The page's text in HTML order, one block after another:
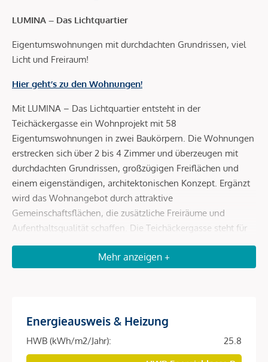
LUMINA – Das Lichtquartier
Eigentumswohnungen mit durchdachten Grundrissen, viel
Licht und Freiraum!
Hier geht’s zu den Wohnungen!
Mit LUMINA – Das Lichtquartier entsteht in der
Teichäckergasse ein Wohnprojekt mit 58
Eigentumswohnungen in zwei Baukörpern. Die Wohnungen
erstrecken sich über 2 bis 4 Zimmer und überzeugen mit
durchdachten Grundrissen, großzügigen Freiflächen und
einem eigenständigen, architektonischen Konzept. Ergänzt
wird das Wohnangebot durch attraktive
Gemeinschaftsflächen, die zusätzliche Freiräume und
Aufenthaltsqualität schaffen. Die Teichäckergasse steht für
ein Wohnumfeld mit viel Freiraum und besonderem
Grünbezug. Angrenzend an das Stadtwäldchen entsteht ein
Durchdachte Grundrisse und helle Wohnräume
Die Wohnungen überzeugen mit durchdachten Grundrissen,
Mehr anzeigen +
Energieausweis & Heizung
HWB (kWh/m2/Jahr):
25.8